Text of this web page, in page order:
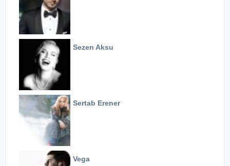
Sezen Aksu
Sertab Erener
Vega